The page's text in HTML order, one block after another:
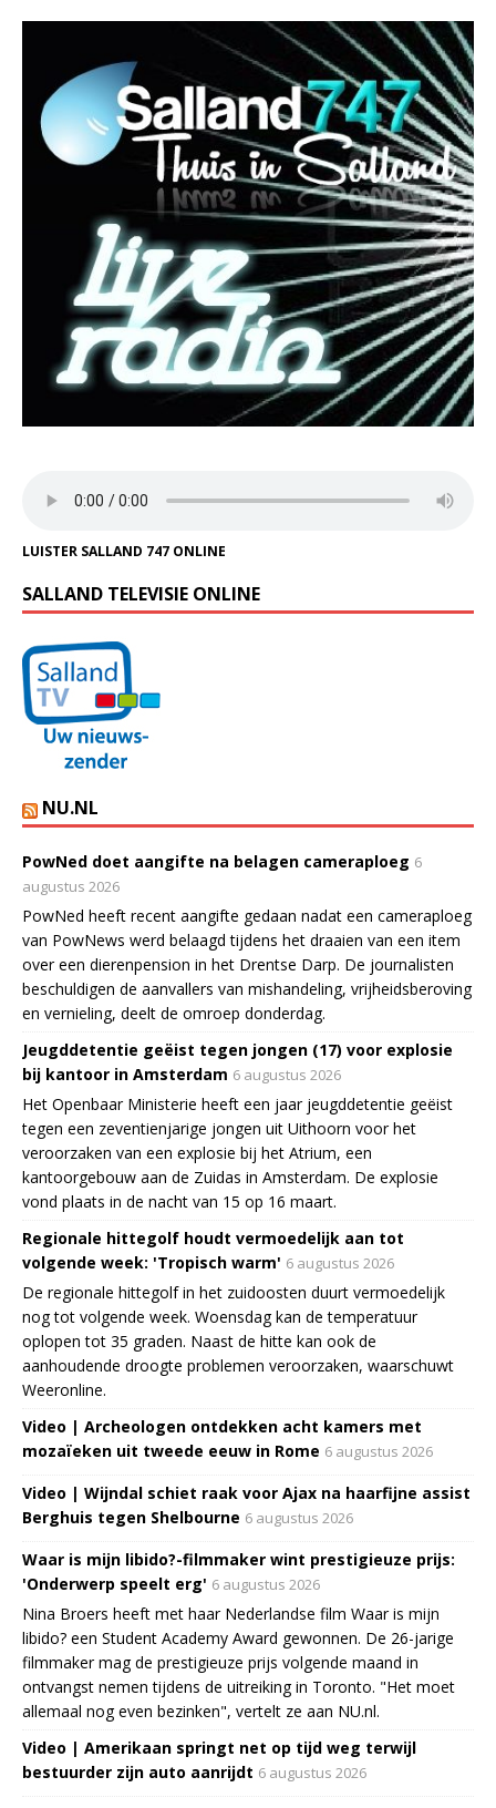
LUISTER SALLAND 747 ONLINE
SALLAND TELEVISIE ONLINE
NU.NL
PowNed doet aangifte na belagen cameraploeg 6
augustus 2026
PowNed heeft recent aangifte gedaan nadat een cameraploeg
van PowNews werd belaagd tijdens het draaien van een item
over een dierenpension in het Drentse Darp. De journalisten
beschuldigen de aanvallers van mishandeling, vrijheidsberoving
en vernieling, deelt de omroep donderdag.
Jeugddetentie geëist tegen jongen (17) voor explosie
bij kantoor in Amsterdam 6 augustus 2026
Het Openbaar Ministerie heeft een jaar jeugddetentie geëist
tegen een zeventienjarige jongen uit Uithoorn voor het
veroorzaken van een explosie bij het Atrium, een
kantoorgebouw aan de Zuidas in Amsterdam. De explosie
vond plaats in de nacht van 15 op 16 maart.
Regionale hittegolf houdt vermoedelijk aan tot
volgende week: 'Tropisch warm' 6 augustus 2026
De regionale hittegolf in het zuidoosten duurt vermoedelijk
nog tot volgende week. Woensdag kan de temperatuur
oplopen tot 35 graden. Naast de hitte kan ook de
aanhoudende droogte problemen veroorzaken, waarschuwt
Weeronline.
Video | Archeologen ontdekken acht kamers met
mozaïeken uit tweede eeuw in Rome 6 augustus 2026
Video | Wijndal schiet raak voor Ajax na haarfijne assist
Berghuis tegen Shelbourne 6 augustus 2026
Waar is mijn libido?-filmmaker wint prestigieuze prijs:
'Onderwerp speelt erg' 6 augustus 2026
Nina Broers heeft met haar Nederlandse film Waar is mijn
libido? een Student Academy Award gewonnen. De 26-jarige
filmmaker mag de prestigieuze prijs volgende maand in
ontvangst nemen tijdens de uitreiking in Toronto. "Het moet
allemaal nog even bezinken", vertelt ze aan NU.nl.
Video | Amerikaan springt net op tijd weg terwijl
bestuurder zijn auto aanrijdt 6 augustus 2026